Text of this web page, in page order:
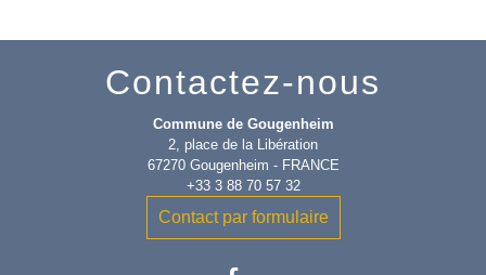
Contactez-nous
Commune de Gougenheim
2, place de la Libération
67270 Gougenheim - FRANCE
+33 3 88 70 57 32
Contact par formulaire